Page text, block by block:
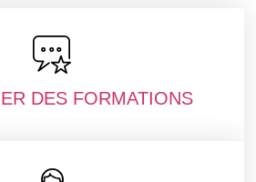
DES FORMATIONS